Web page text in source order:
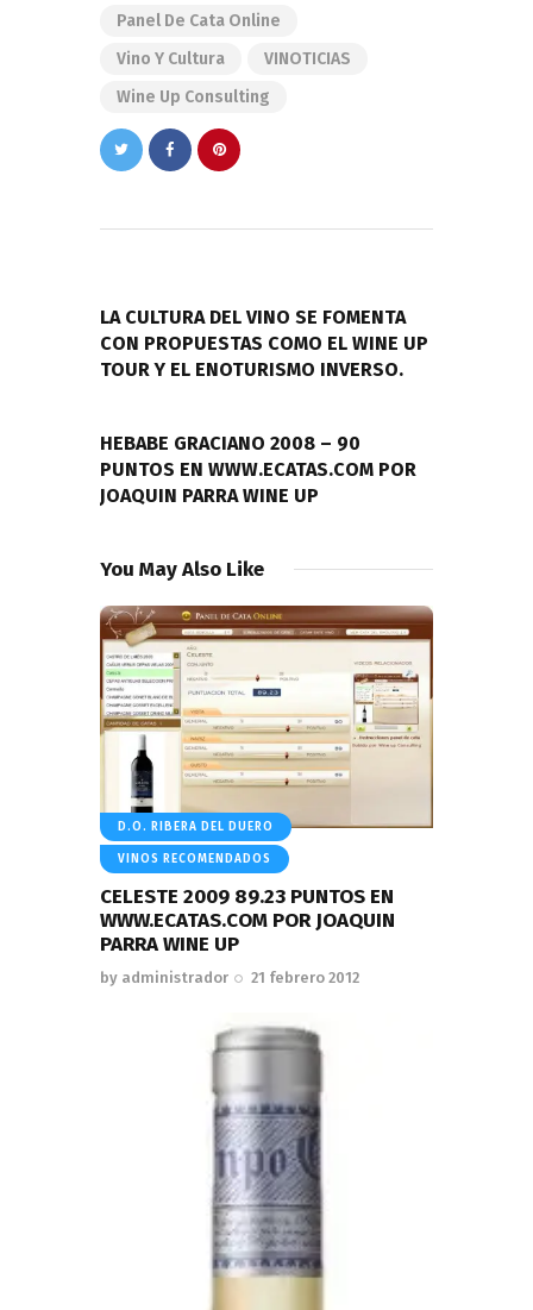
Panel De Cata Online
Vino Y Cultura
VINOTICIAS
Wine Up Consulting
entradas
LA CULTURA DEL VINO SE FOMENTA
CON PROPUESTAS COMO EL WINE UP
TOUR Y EL ENOTURISMO INVERSO.
HEBABE GRACIANO 2008 – 90
PUNTOS EN WWW.ECATAS.COM POR
JOAQUIN PARRA WINE UP
You May Also Like
D.O. RIBERA DEL DUERO
VINOS RECOMENDADOS
CELESTE 2009 89.23 PUNTOS EN
WWW.ECATAS.COM POR JOAQUIN
PARRA WINE UP
by administrador 21 febrero 2012